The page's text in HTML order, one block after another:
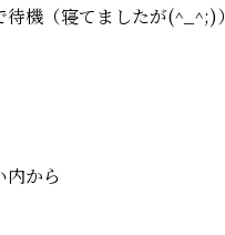
機（寝てましたが(^_^;)）
内から